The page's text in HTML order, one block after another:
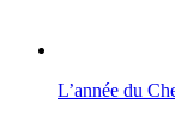
L’année du